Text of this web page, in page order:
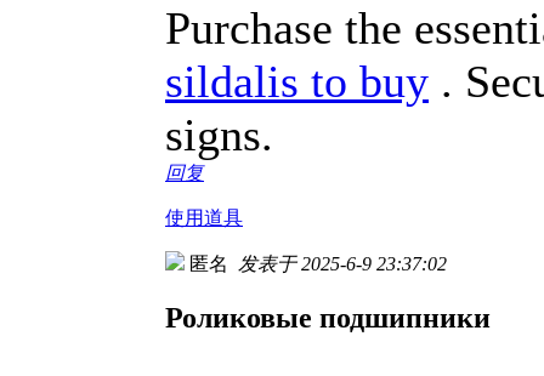
Purchase the
sildalis to buy .
signs.
回复
使用道具
匿名 发表于 2025-6-9 23:37:02
Роликовые подшипники